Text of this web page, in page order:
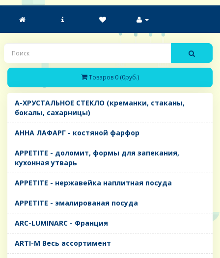
Товаров 0 (0руб.)
A-ХРУСТАЛЬНОЕ СТЕКЛО (креманки, стаканы,
бокалы, сахарницы)
AHHA ЛАФАРГ - костяной фарфор
APPETITE - доломит, формы для запекания,
кухонная утварь
APPETITE - нержавейка наплитная посуда
APPETITE - эмалированая посуда
ARC-LUMINARC - Франция
ARTI-M Весь ассортимент